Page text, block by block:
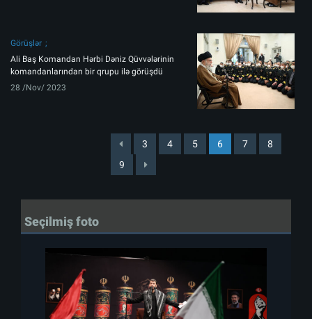
Görüşlər
Ali Baş Komandan Hərbi Dəniz Qüvvələrinin
komandanlarından bir qrupu ilə görüşdü
28 /Nov/ 2023
3 4 5 6 7
8
9
Seçilmiş foto